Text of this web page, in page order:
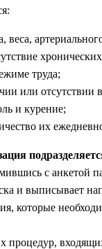
веса,
труда;
или отсутствии
и курение;
их
с анкетой
и выписывает
которые
процедур,